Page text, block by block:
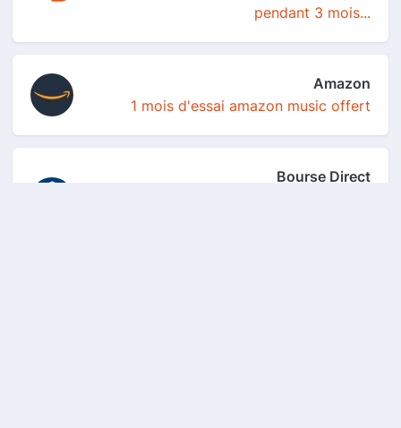
pendant 3 mois...
Amazon
1 mois d'essai amazon music offert
Bourse Direct